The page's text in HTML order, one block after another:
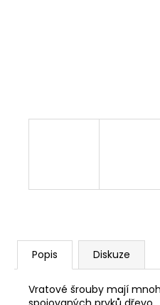
Popis Diskuze
Vratové šrouby mají
NÝT DUTÝ